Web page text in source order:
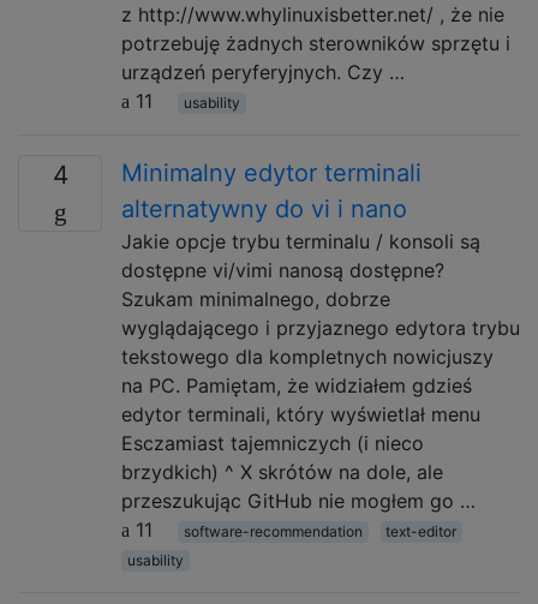
z http://www.whylinuxisbetter.net/ , że nie
potrzebuję żadnych sterowników sprzętu i
urządzeń peryferyjnych. Czy …
11
usability
4
Minimalny edytor terminali
alternatywny do vi i nano
Jakie opcje trybu terminalu / konsoli są
dostępne vi/vimi nanosą dostępne?
Szukam minimalnego, dobrze
wyglądającego i przyjaznego edytora trybu
tekstowego dla kompletnych nowicjuszy
na PC. Pamiętam, że widziałem gdzieś
edytor terminali, który wyświetlał menu
Esczamiast tajemniczych (i nieco
brzydkich) ^ X skrótów na dole, ale
przeszukując GitHub nie mogłem go …
11
software-recommendation
text-editor
usability